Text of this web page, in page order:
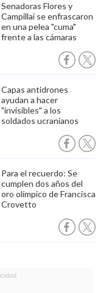
Senadoras Flores y
Campillai se enfrascaron
en una pelea "cuma"
frente a las cámaras
Capas antidrones
ayudan a hacer
"invisibles" a los
soldados ucranianos
Para el recuerdo: Se
cumplen dos años del
oro olímpico de Francisca
Crovetto